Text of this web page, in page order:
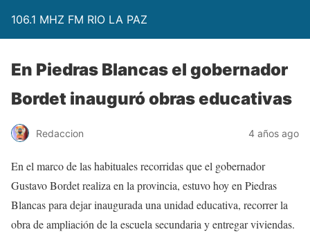
106.1 MHZ FM RIO LA PAZ
En Piedras Blancas el gobernador
Bordet inauguró obras educativas
Redaccion 4 años ago
En el marco de las habituales recorridas que el gobernador
Gustavo Bordet realiza en la provincia, estuvo hoy en Piedras
Blancas para dejar inaugurada una unidad educativa, recorrer la
obra de ampliación de la escuela secundaria y entregar viviendas.